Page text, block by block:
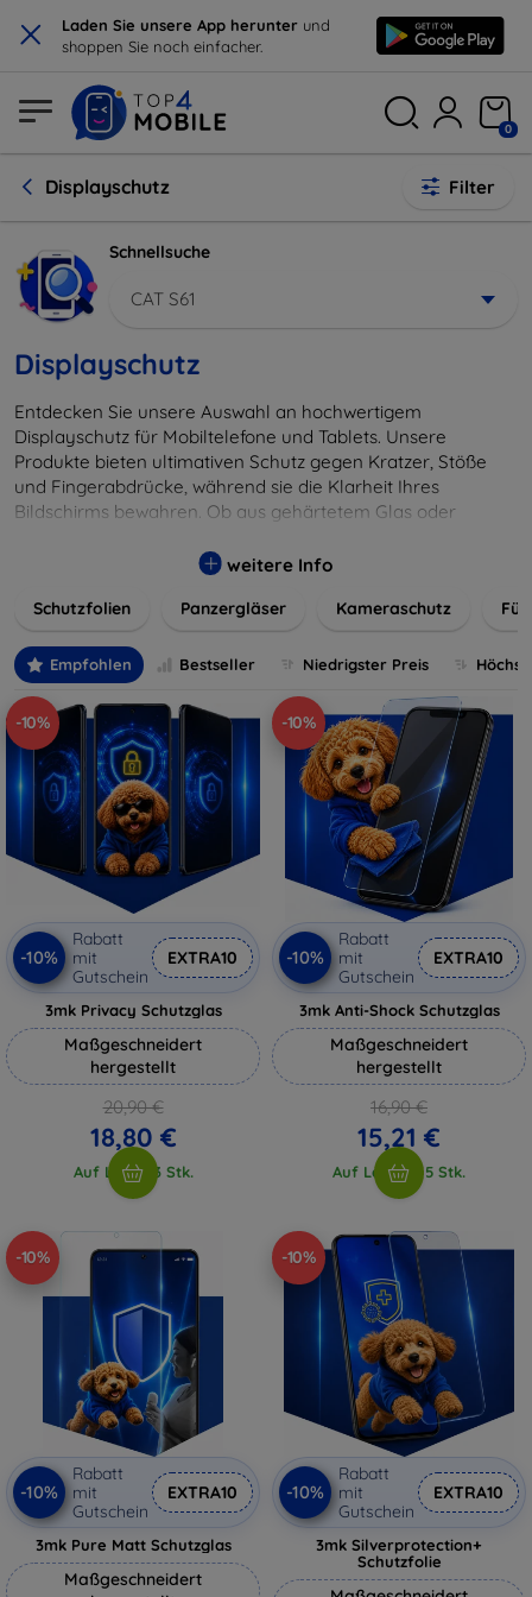
× Laden Sie unsere App herunter und
shoppen Sie noch einfacher.
0
Displayschutz Filter
Schnellsuche
CAT S61
Displayschutz
Entdecken Sie unsere Auswahl an hochwertigem
Displayschutz für Mobiltelefone und Tablets. Unsere
Produkte bieten ultimativen Schutz gegen Kratzer, Stöße
und Fingerabdrücke, während sie die Klarheit Ihres
Bildschirms bewahren. Ob aus gehärtetem Glas oder
installieren und passgenau für jedes Gerät, um eine
wertvolles Gerät mit unseren langlebigen und zuverlässigen
digitales Erlebnis.
weitere Info
Schutzfolien Panzergläser Kameraschutz
Empfohlen Bestseller Niedrigster Preis
-10%
-10%
Rabatt
mit
Gutschein
EXTRA10
3mk Privacy Schutzglas
Maßgeschneidert
hergestellt
20,90 €
18,80 €
Auf Lager 3 Stk.
-10%
-10%
Rabatt
mit
Gutschein
EXTRA10
3mk Anti-Shock Schutzglas
Maßgeschneidert
hergestellt
16,90 €
15,21 €
Auf Lager > 5 Stk.
-10%
-10%
Rabatt
mit
Gutschein
EXTRA10
3mk Pure Matt Schutzglas
Maßgeschneidert
-10%
-10%
Rabatt
mit
Gutschein
EXTRA10
3mk Silverprotection+
Schutzfolie